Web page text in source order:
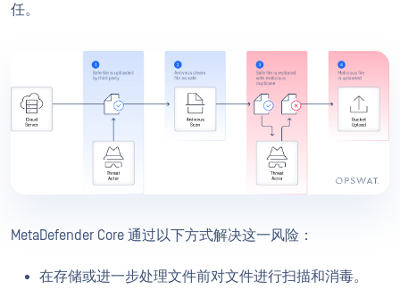
任。
MetaDefender Core 通过以下方式解决这一风险：
在存储或进一步处理文件前对文件进行扫描和消毒。